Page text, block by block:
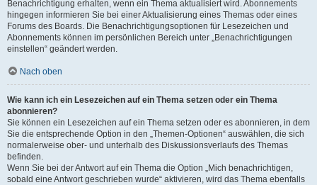
Benachrichtigung erhalten, wenn ein Thema aktualisiert wird. Abonnements
hingegen informieren Sie bei einer Aktualisierung eines Themas oder eines
Forums des Boards. Die Benachrichtigungsoptionen für Lesezeichen und
Abonnements können im persönlichen Bereich unter „Benachrichtigungen
einstellen“ geändert werden.
Nach oben
Wie kann ich ein Lesezeichen auf ein Thema setzen oder ein Thema
abonnieren?
Sie können ein Lesezeichen auf ein Thema setzen oder es abonnieren, in dem
Sie die entsprechende Option in den „Themen-Optionen“ auswählen, die sich
normalerweise ober- und unterhalb des Diskussionsverlaufs des Themas
befinden.
Wenn Sie bei der Antwort auf ein Thema die Option „Mich benachrichtigen,
sobald eine Antwort geschrieben wurde“ aktivieren, wird das Thema ebenfalls